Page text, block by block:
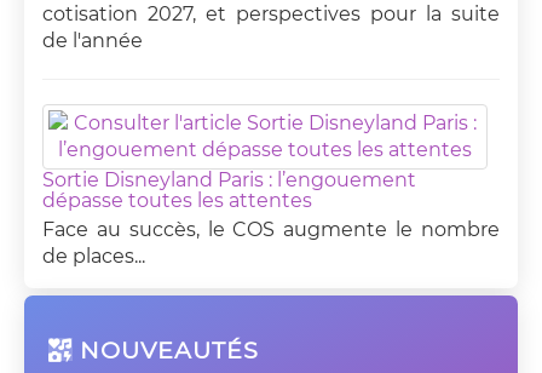
cotisation 2027, et perspectives pour la suite
de l'année
Sortie Disneyland Paris : l’engouement
dépasse toutes les attentes
Face au succès, le COS augmente le nombre
de places...
NOUVEAUTÉS